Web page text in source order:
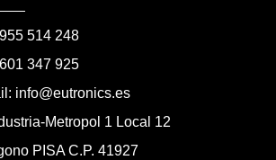
514 248
347 925
info@eutronics.es
Metropol 1 Local 12
PISA C.P. 41927